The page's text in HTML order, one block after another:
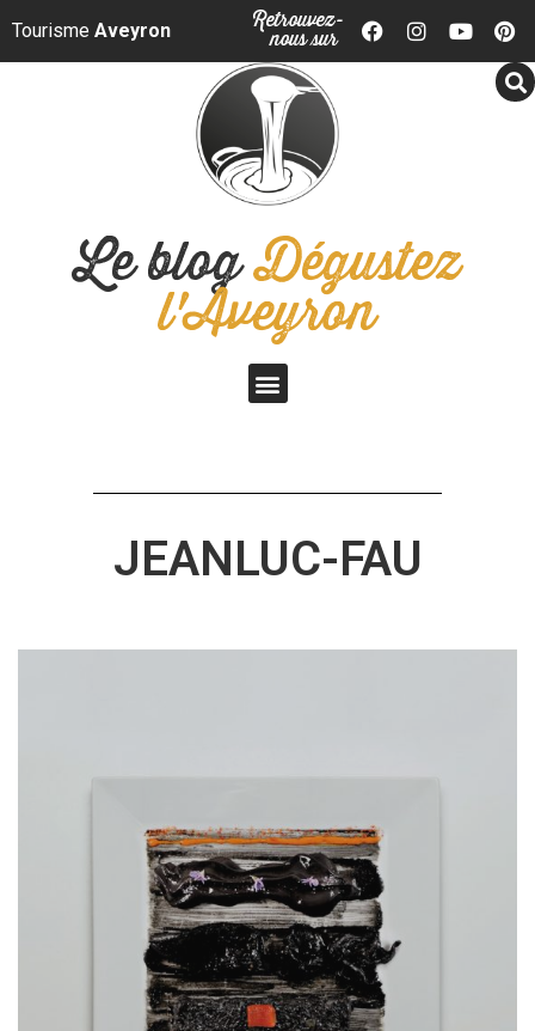
Panneau de gestion des cookies
Tourisme Aveyron Retrouvez-
nous sur
Le blogDégustez
l'Aveyron
JEANLUC-FAU